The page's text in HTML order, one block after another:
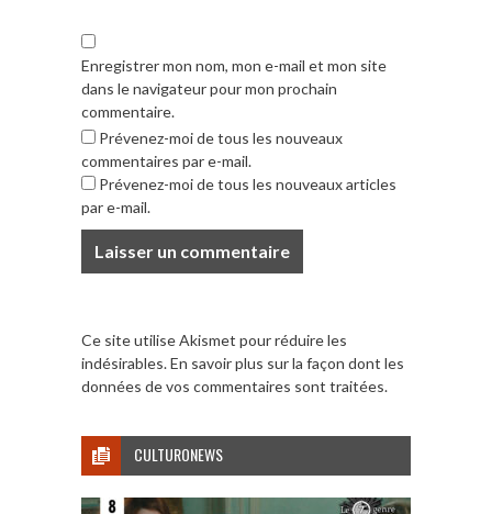
Enregistrer mon nom, mon e-mail et mon site
dans le navigateur pour mon prochain
commentaire.
Prévenez-moi de tous les nouveaux
commentaires par e-mail.
Prévenez-moi de tous les nouveaux articles
par e-mail.
Ce site utilise Akismet pour réduire les
indésirables.En savoir plus sur la façon dont les
données de vos commentaires sont traitées.
CULTURONEWS